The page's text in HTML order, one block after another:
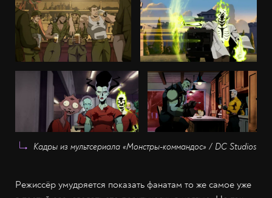
Кадры из мультсериала «Монстры-коммандос» / DC Studios
Режиссёр умудряется показать фанатам то же самое уже